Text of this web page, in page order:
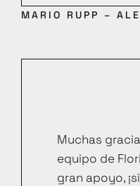
MARIO RUPP –
Muchas
equipo de
gran apoyo,